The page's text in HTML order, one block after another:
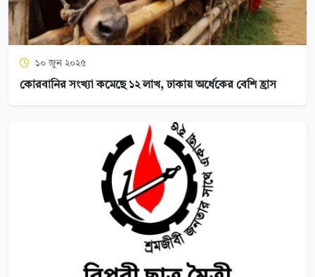
১০ জুন ২০২৫
কোরবানির সংখ্যা কমেছে ১২ লাখ, ঢাকায় অর্ধেকের বেশি হ্রাস